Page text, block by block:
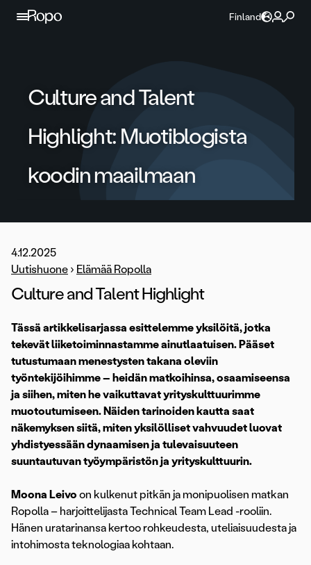
Jatka sisältöön
Finland
Culture and Talent
Highlight: Muotiblogista
koodin maailmaan
4.12.2025
Uutishuone › Elämää Ropolla
Culture and Talent Highlight
Tässä artikkelisarjassa esittelemme yksilöitä, jotka
tekevät liiketoiminnastamme ainutlaatuisen. Pääset
tutustumaan menestysten takana oleviin
työntekijöihimme – heidän matkoihinsa, osaamiseensa
ja siihen, miten he vaikuttavat yrityskulttuurimme
muotoutumiseen. Näiden tarinoiden kautta saat
näkemyksen siitä, miten yksilölliset vahvuudet luovat
yhdistyessään dynaamisen ja tulevaisuuteen
suuntautuvan työympäristön ja yrityskulttuurin.
Moona Leivo on kulkenut pitkän ja monipuolisen matkan
Ropolla – harjoittelijasta Technical Team Lead -rooliin.
Hänen uratarinansa kertoo rohkeudesta, uteliaisuudesta ja
intohimosta teknologiaa kohtaan.